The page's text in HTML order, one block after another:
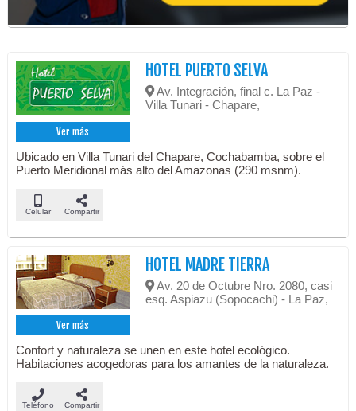
Ver más
HOTEL PUERTO SELVA
Av. Integración, final c. La Paz -
Villa Tunari - Chapare,
Ubicado en Villa Tunari del Chapare, Cochabamba, sobre el
Puerto Meridional más alto del Amazonas (290 msnm).
Celular Compartir
Ver más
HOTEL MADRE TIERRA
Av. 20 de Octubre Nro. 2080, casi
esq. Aspiazu (Sopocachi) - La Paz,
Confort y naturaleza se unen en este hotel ecológico.
Habitaciones acogedoras para los amantes de la naturaleza.
Teléfono Compartir